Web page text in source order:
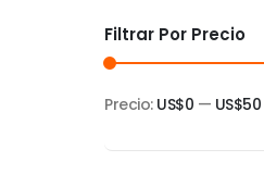
Filtrar Por Precio
mínimo
máximo
Precio: US$0 — US$50